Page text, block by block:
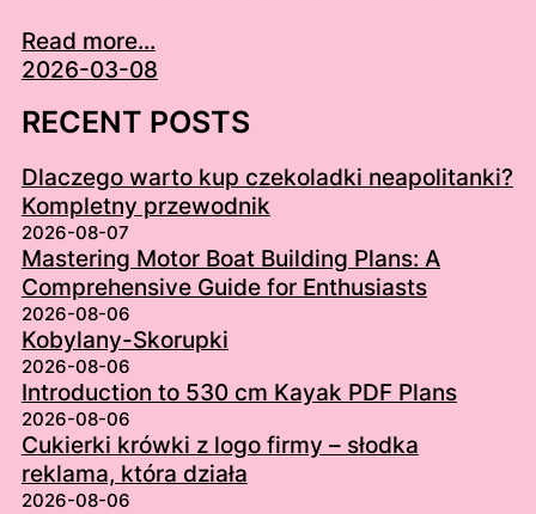
Read more...
2026-03-08
RECENT POSTS
Dlaczego warto kup czekoladki neapolitanki?
Kompletny przewodnik
2026-08-07
Mastering Motor Boat Building Plans: A
Comprehensive Guide for Enthusiasts
2026-08-06
Kobylany-Skorupki
2026-08-06
Introduction to 530 cm Kayak PDF Plans
2026-08-06
Cukierki krówki z logo firmy – słodka
reklama, która działa
2026-08-06